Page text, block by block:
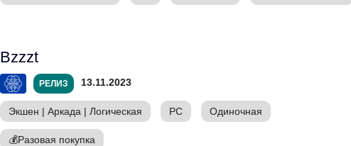
Bzzzt
РЕЛИЗ 13.11.2023
Экшен | Аркада | Логическая PC Одиночная
💰Разовая покупка